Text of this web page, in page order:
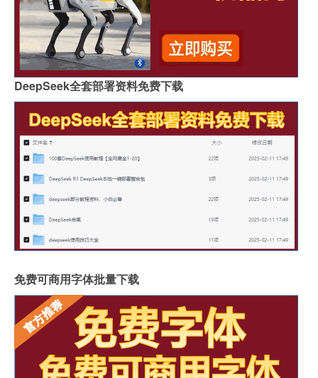
DeepSeek全套部署资料免费下载
免费可商用字体批量下载